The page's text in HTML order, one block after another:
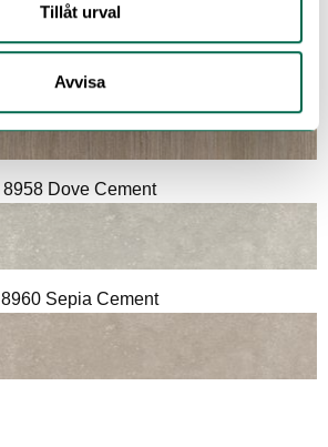
Tillåt urval
Avvisa
9985 Honey Beige
8958 Dove Cement
8960 Sepia Cement